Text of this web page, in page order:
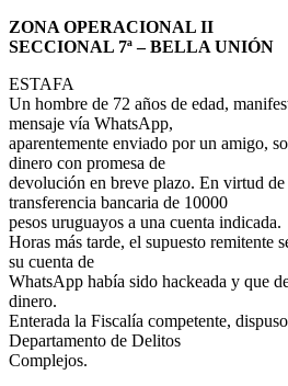
ZONA OPERACIONAL II
SECCIONAL 7ª – BELLA UNIÓN
ESTAFA
Un hombre de 72 años de edad,
mensaje vía WhatsApp,
aparentemente enviado por un amigo,
dinero con promesa de
devolución en breve plazo. En virtud
transferencia bancaria de 10000
pesos uruguayos a una cuenta indicada.
Horas más tarde, el supuesto remitente
su cuenta de
WhatsApp había sido hackeada y que
dinero.
Enterada la Fiscalía competente,
Departamento de Delitos
Complejos.